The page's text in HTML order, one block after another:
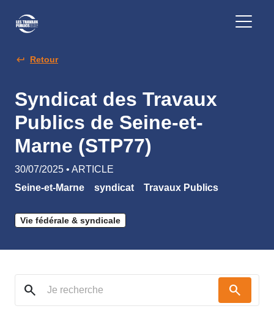
Retour
Syndicat des Travaux
Publics de Seine-et-
Marne (STP77)
30/07/2025 • ARTICLE
Seine-et-Marne
syndicat Travaux Publics
Vie fédérale & syndicale
search search